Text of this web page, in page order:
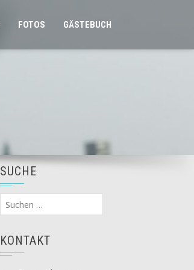
FOTOS GÄSTEBUCH
SUCHE
Suchen
nach:
KONTAKT